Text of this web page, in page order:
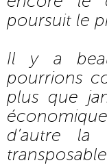
poursuit le
Il y a
pourrions
plus que
d’autre la
transposable